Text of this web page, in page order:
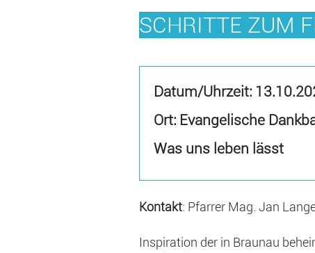
SCHRITTE ZUM
Datum/Uhrzeit:
Ort: Evangelische
Was uns leben lässt
Kontakt: Pfarrer Mag. Jan
Inspiration der in Braunau